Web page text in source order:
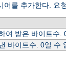
어를 추가한다. 요
여 받은 바이트수.
바이트수. 0일 수